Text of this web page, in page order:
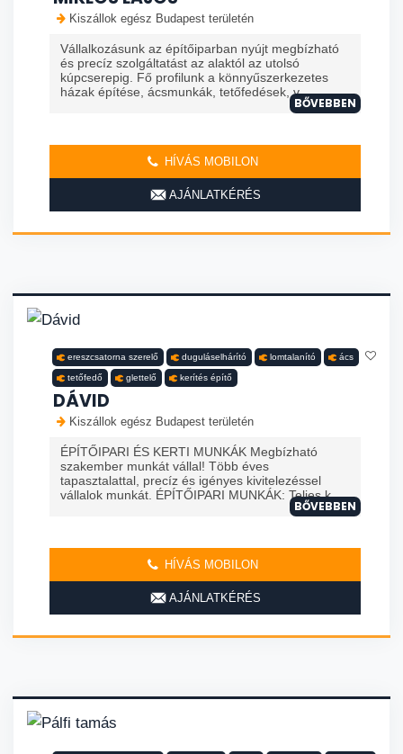
Kiszállok egész Budapest területén
Vállalkozásunk az építőiparban nyújt megbízható
és precíz szolgáltatást az alaktól az utolsó
kúpcserepig. Fő profilunk a könnyűszerkezetes
házak építése, ácsmunkák, tetőfedések, v...
BŐVEBBEN
HÍVÁS MOBILON
AJÁNLATKÉRÉS
ereszcsatorna szerelő duguláselhárító lomtalanító ács
tetőfedő glettelő kerítés építő
DÁVID
Kiszállok egész Budapest területén
ÉPÍTŐIPARI ÉS KERTI MUNKÁK Megbízható
szakember munkát vállal! Több éves
tapasztalattal, precíz és igényes kivitelezéssel
vállalok munkát. ÉPÍTŐIPARI MUNKÁK: Teljes k...
BŐVEBBEN
HÍVÁS MOBILON
AJÁNLATKÉRÉS